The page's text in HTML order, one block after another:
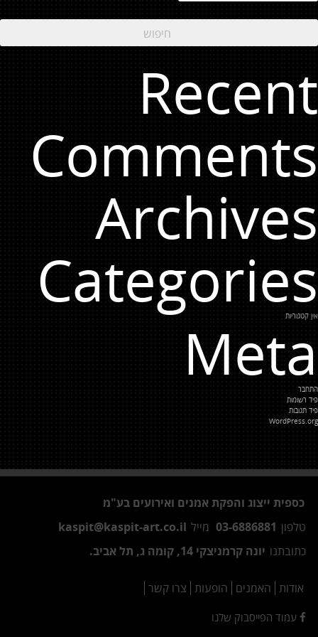
Recent
Comments
Archives
Categories
אין קטגוריות
Meta
התחבר
פיד רשומות
פיד תגובות
WordPress.org
כספית ייצוג והפקת אמנים ואירועים בע"מ
טלפון 03-6886881 מייל kaspit@kaspit-art.co.il
כתובתנו יונה קרמניצקי 14, קומה ג, תל אביב.
אודות האמנים הופעות צרו קשר
עמוד הפייסבוק שלנו